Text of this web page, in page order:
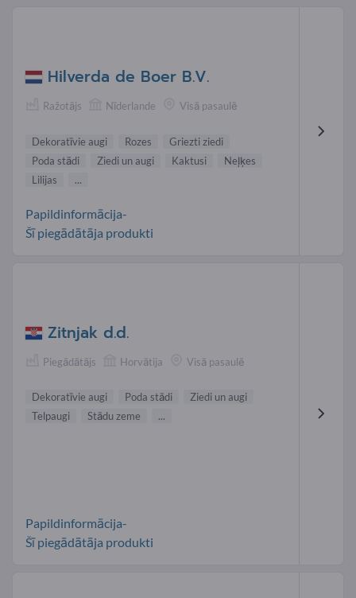
Hilverda de Boer B.V.
Ražotājs Nīderlande Visā pasaulē
Dekoratīvie augi Rozes
Griezti ziedi
Poda stādi
Ziedi un augi Kaktusi
Neļķes
Lilijas
...
Papildinformācija-
Šī piegādātāja produkti
Zitnjak d.d.
Piegādātājs Horvātija Visā pasaulē
Dekoratīvie augi Poda stādi
Ziedi un augi
Telpaugi
Stādu zeme ...
Papildinformācija-
Šī piegādātāja produkti